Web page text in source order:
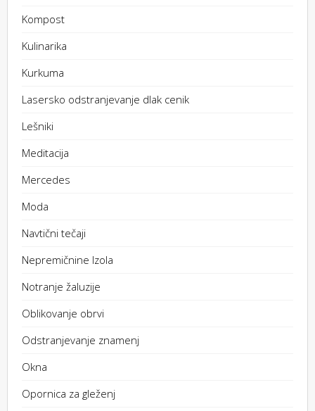
Kompost
Kulinarika
Kurkuma
Lasersko odstranjevanje dlak cenik
Lešniki
Meditacija
Mercedes
Moda
Navtični tečaji
Nepremičnine Izola
Notranje žaluzije
Oblikovanje obrvi
Odstranjevanje znamenj
Okna
Opornica za gleženj